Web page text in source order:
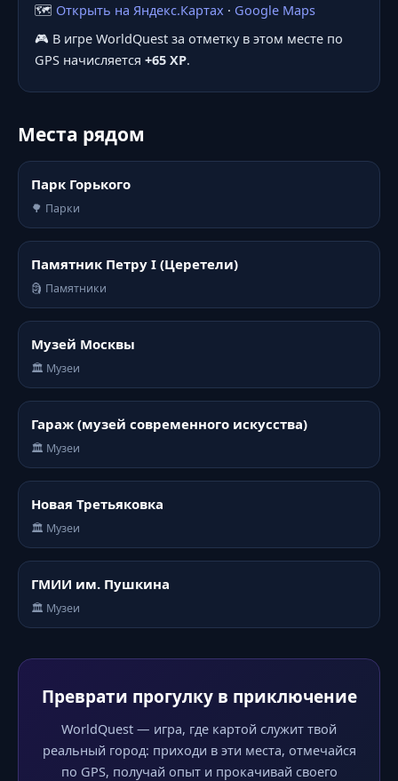
🗺️ Открыть на Яндекс.Картах · Google Maps
🎮 В игре WorldQuest за отметку в этом месте по
GPS начисляется +65 XP.
Места рядом
Парк Горького
🌳 Парки
Памятник Петру I (Церетели)
🗿 Памятники
Музей Москвы
🏛️ Музеи
Гараж (музей современного искусства)
🏛️ Музеи
Новая Третьяковка
🏛️ Музеи
ГМИИ им. Пушкина
🏛️ Музеи
Преврати прогулку в приключение
WorldQuest — игра, где картой служит твой
реальный город: приходи в эти места, отмечайся
по GPS, получай опыт и прокачивай своего